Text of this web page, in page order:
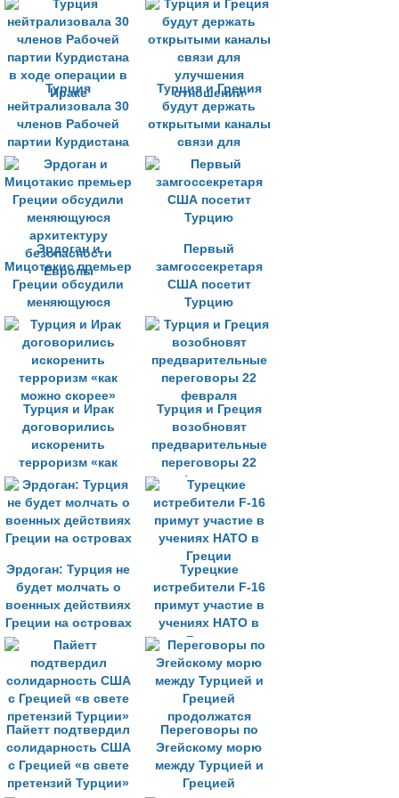
Сирии
Турция
нейтрализовала 30
членов Рабочей
партии Курдистана
в ходе операции в
Ираке
Турция и Греция
будут держать
открытыми каналы
связи для
улучшения
отношений
Эрдоган и
Мицотакис премьер
Греции обсудили
меняющуюся
архитектуру
безопасности
Европы
Первый
замгоссекретаря
США посетит
Турцию
Турция и Ирак
договорились
искоренить
терроризм «как
можно скорее»
Турция и Греция
возобновят
предварительные
переговоры 22
февраля
Эрдоган: Турция не
будет молчать о
военных действиях
Греции на островах
Турецкие
истребители F-16
примут участие в
учениях НАТО в
Греции
Пайетт подтвердил
солидарность США
с Грецией «в свете
претензий Турции»
Переговоры по
Эгейскому морю
между Турцией и
Грецией